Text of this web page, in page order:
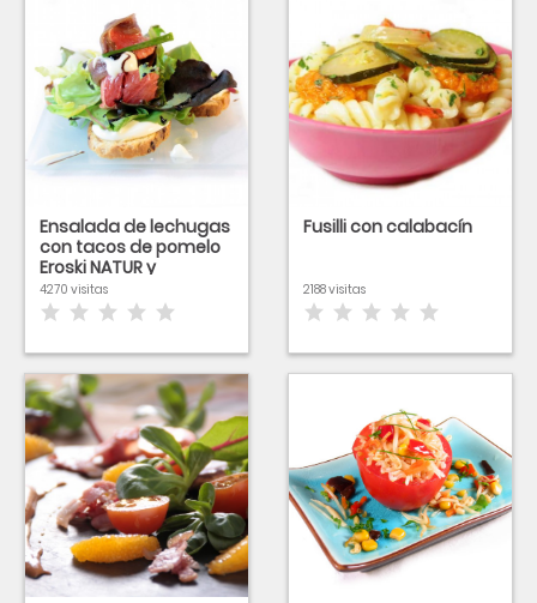
Ensalada de lechugas
con tacos de pomelo
Eroski NATUR y
anchoas
4270 visitas
Fusilli con calabacín
2188 visitas